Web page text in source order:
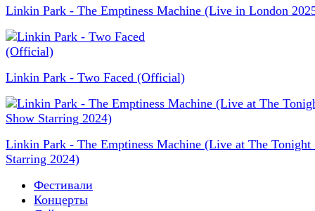
Linkin Park - The Emptiness Machine (Live in London
Linkin Park - Two Faced (Official)
Linkin Park - The Emptiness Machine (Live at The Tonight
Starring 2024)
Фестивали
Концерты